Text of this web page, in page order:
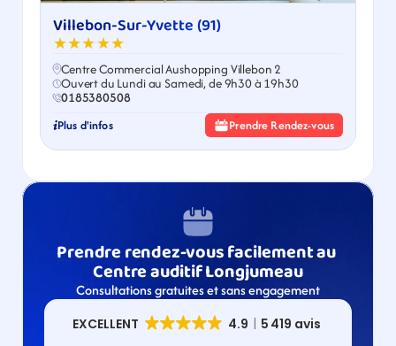
Villebon-Sur-Yvette (91)
★★★★★
Centre Commercial Aushopping Villebon 2
Ouvert du Lundi au Samedi, de 9h30 à 19h30
0185380508
Plus d'infos Prendre Rendez-vous
Prendre rendez-vous facilement au
Centre auditif Longjumeau
Consultations gratuites et sans engagement